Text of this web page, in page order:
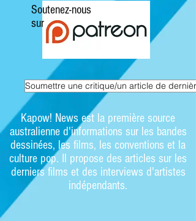
Soutenez-nous
sur
Soumettre une critique/un article de
Kapow! News est la première source
australienne d'informations sur les bandes
dessinées, les films, les conventions et la
culture pop. Il propose des articles sur les
derniers films et des interviews d'artistes
indépendants.